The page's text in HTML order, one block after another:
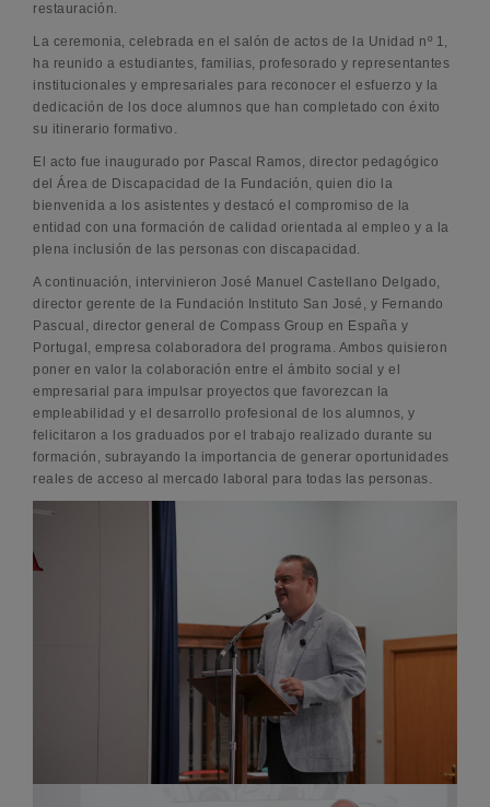
restauración.
La ceremonia, celebrada en el salón de actos de la Unidad nº 1,
ha reunido a estudiantes, familias, profesorado y representantes
institucionales y empresariales para reconocer el esfuerzo y la
dedicación de los doce alumnos que han completado con éxito
su itinerario formativo.
El acto fue inaugurado por Pascal Ramos, director pedagógico
del Área de Discapacidad de la Fundación, quien dio la
bienvenida a los asistentes y destacó el compromiso de la
entidad con una formación de calidad orientada al empleo y a la
plena inclusión de las personas con discapacidad.
A continuación, intervinieron José Manuel Castellano Delgado,
director gerente de la Fundación Instituto San José, y Fernando
Pascual, director general de Compass Group en España y
Portugal, empresa colaboradora del programa. Ambos quisieron
poner en valor la colaboración entre el ámbito social y el
empresarial para impulsar proyectos que favorezcan la
empleabilidad y el desarrollo profesional de los alumnos, y
felicitaron a los graduados por el trabajo realizado durante su
formación, subrayando la importancia de generar oportunidades
reales de acceso al mercado laboral para todas las personas.